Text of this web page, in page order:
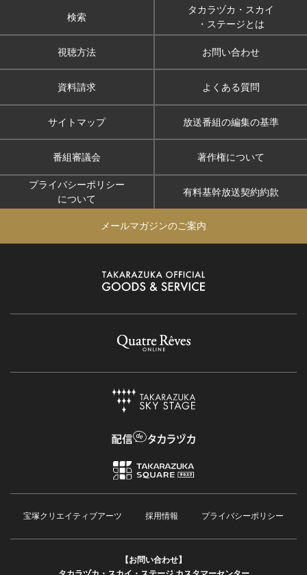
検索
タカラヅカ・スカイ
・ステージとは
視聴方法 お問い合わせ
資料請求 よくある質問
サイトマップ 放送番組の編集の基準
番組審議会 著作権について
プライバシーポリシー
について
有料基幹放送契約約款
メールマガジンのご案内
宝塚クリエイティブアーツ 採用情報 プライバシーポリシー
【お問い合わせ】